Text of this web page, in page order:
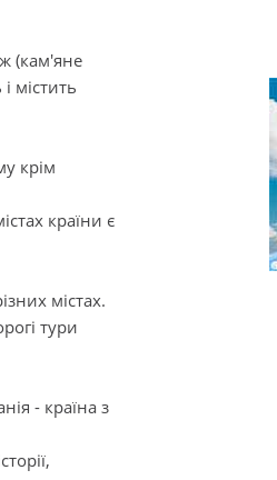
(кам'яне
містить
крім
країни є
містах.
тури
- країна з